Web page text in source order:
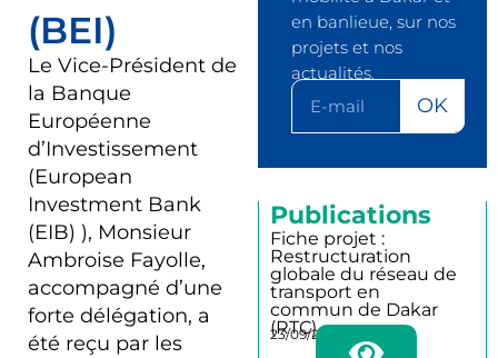
(BEI)
Le Vice-Président de
la Banque
Européenne
d’Investissement
(European
Investment Bank
(EIB) ), Monsieur
Ambroise Fayolle,
accompagné d’une
forte délégation, a
été reçu par les
en banlieue, sur nos
projets et nos
actualités.
OK
Publications
Fiche projet :
Restructuration
globale du réseau de
transport en
commun de Dakar
(RTC)
23/09/2025